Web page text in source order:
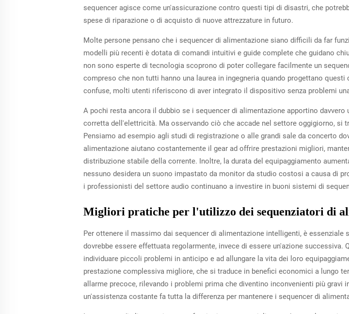
sequencer agisce come un'assicurazione contro questi tipi di disastri, che
spese di riparazione o di acquisto di nuove attrezzature in futuro.
Molte persone pensano che i sequencer di alimentazione siano difficili da far
modelli più recenti è dotata di comandi intuitivi e guide complete che guidano
non sono esperte di tecnologia scoprono di poter collegare facilmente un
compreso che non tutti hanno una laurea in ingegneria quando progettano
confuse, molti utenti riferiscono di aver integrato il dispositivo senza problemi
A pochi resta ancora il dubbio se i sequencer di alimentazione apportino
corretta dell'elettricità. Ma osservando ciò che accade nel settore oggigiorno, si
Pensiamo ad esempio agli studi di registrazione o alle grandi sale da concerto
alimentazione aiutano costantemente il gear ad offrire prestazioni migliori,
distribuzione stabile della corrente. Inoltre, la durata del equipaggiamento
nessuno desidera un suono impastato da monitor da studio costosi a causa di
i professionisti del settore audio continuano a investire in buoni sistemi di
Migliori pratiche per l'utilizzo dei sequenziatori di
Per ottenere il massimo dai sequencer di alimentazione intelligenti, è
dovrebbe essere effettuata regolarmente, invece di essere un'azione
individuare piccoli problemi in anticipo e ad allungare la vita dei loro
prestazione complessiva migliore, che si traduce in benefici economici a lungo
allarme precoce, rilevando i problemi prima che diventino inconvenienti più
un'assistenza costante fa tutta la differenza per mantenere i sequencer di